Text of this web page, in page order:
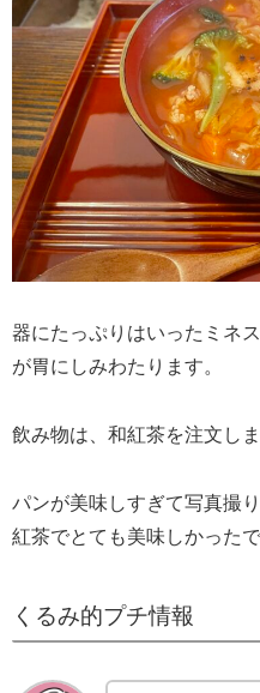
器にたっぷりはいったミネ
が胃にしみわたります。
飲み物は、和紅茶を注文しま
パンが美味しすぎて写真撮
紅茶でとても美味しかったで
くるみ的プチ情報